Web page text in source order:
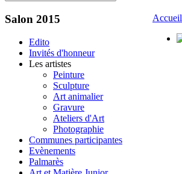
Accueil
Salon 2015
Edito
Invités d'honneur
Les artistes
Peinture
Sculpture
Art animalier
Gravure
Ateliers d'Art
Photographie
Communes participantes
Evènements
Palmarès